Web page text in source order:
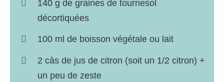
140 g de graines de tournesol
décortiquées
100 ml de boisson végétale ou lait
2 càs de jus de citron (soit un 1/2 citron) +
un peu de zeste